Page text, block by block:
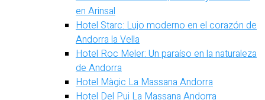
en Arinsal
Hotel Starc: Lujo moderno en el corazón de
Andorra la Vella
Hotel Roc Meler: Un paraíso en la naturaleza
de Andorra
Hotel Màgic La Massana Andorra
Hotel Del Pui La Massana Andorra